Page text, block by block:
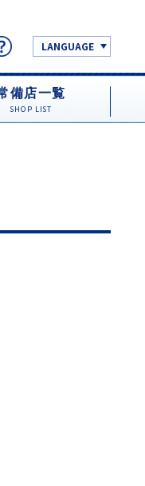
LANGUAGE
備店一覧
SHOP LIST